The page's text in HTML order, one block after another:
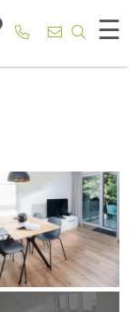
☰
Rufen Sie uns
Nach